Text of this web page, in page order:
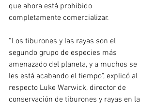
que ahora está prohibido
completamente comercializar.
“Los tiburones y las rayas son el
segundo grupo de especies más
amenazado del planeta, y a muchos se
les está acabando el tiempo", explicó al
respecto Luke Warwick, director de
conservación de tiburones y rayas en la